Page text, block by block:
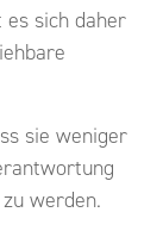
sich daher
sie weniger
werden.